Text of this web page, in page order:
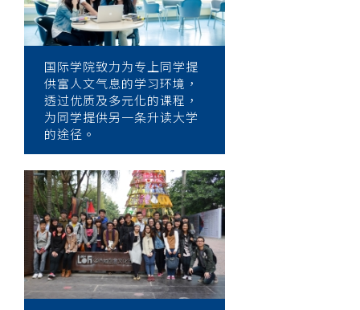
国际学院致力为专上同学提
供富人文气息的学习环境，
透过优质及多元化的课程，
为同学提供另一条升读大学
的途径。